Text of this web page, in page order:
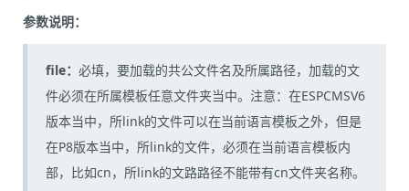
参数说明：
file： 必填，要加载的共公文件名及所属路径，加载的文
件必须在所属模板任意文件夹当中。注意：在ESPCMSV6
版本当中，所link的文件可以在当前语言模板之外，但是
在P8版本当中，所link的文件，必须在当前语言模板内
部，比如cn，所link的文路路径不能带有cn文件夹名称。